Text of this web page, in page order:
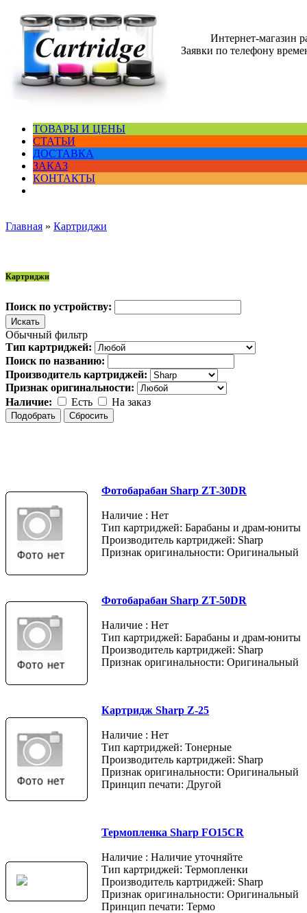
Интернет-магазин
Заявки по телефону
ТОВАРЫ И ЦЕНЫ
СТАТЬИ
ДОСТАВКА
ЗАКАЗ
КОНТАКТЫ
Главная » Картриджи
Картриджи
Поиск по устройству:
Обычный фильтр
Тип картриджей:
Поиск по названию:
Производитель картриджей:
Признак оригинальности:
Наличие:
Есть На заказ
Фотобарабан Sharp ZT-30DR
Наличие : Нет
Тип картриджей: Барабаны и драм-юниты
Производитель картриджей: Sharp
Признак оригинальности: Оригинальный
Фотобарабан Sharp ZT-50DR
Наличие : Нет
Тип картриджей: Барабаны и драм-юниты
Производитель картриджей: Sharp
Признак оригинальности: Оригинальный
Картридж Sharp Z-25
Наличие : Нет
Тип картриджей: Тонерные
Производитель картриджей: Sharp
Признак оригинальности: Оригинальный
Принцип печати: Другой
Термопленка Sharp FO15CR
Наличие : Наличие уточняйте
Тип картриджей: Термопленки
Производитель картриджей: Sharp
Признак оригинальности: Оригинальный
Принцип печати: Термо